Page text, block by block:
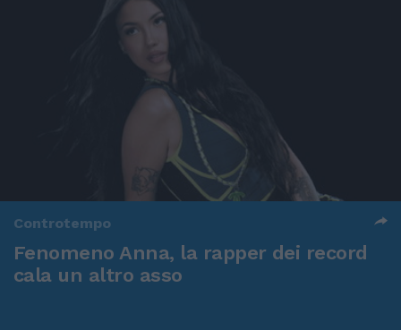
Controtempo
Fenomeno Anna, la rapper dei record
cala un altro asso